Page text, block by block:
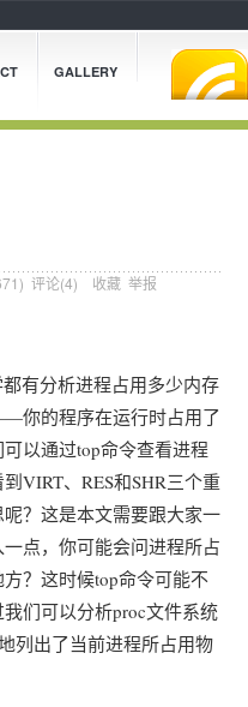
GALLERY
) 评论(4) 收藏 举报
有分析进程占用多少内存
你的程序在运行时占用了
以通过top命令查看进程
VIRT、RES和SHR三个重
？这是本文需要跟大家一
点，你可能会问进程所占
？这时候top命令可能不
们可以分析proc文件系统
列出了当前进程所占用物